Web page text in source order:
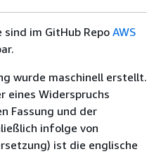
sind im GitHub Repo AWS
wurde maschinell erstellt.
eines Widerspruchs
Fassung und der
infolge von
ist die englische